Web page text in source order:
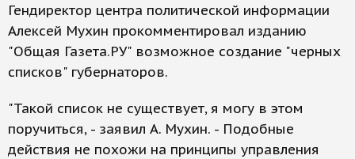
Гендиректор центра политической информации
Алексей Мухин прокомментировал изданию
"Общая Газета.РУ" возможное создание "черных
списков" губернаторов.
"Такой список не существует, я могу в этом
поручиться, - заявил А. Мухин. - Подобные
действия не похожи на принципы управления